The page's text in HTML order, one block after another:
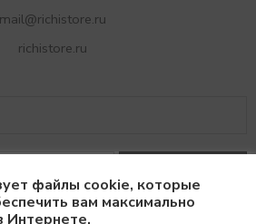
mail@richistore.ru
richistore.ru
файлы cookie, которые
вам максимально
Интернете.